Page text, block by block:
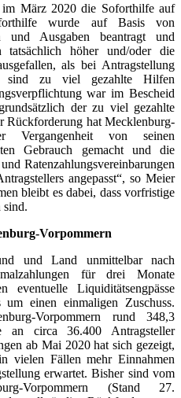
März 2020 die Soforthilfe auf
wurde auf Basis von
und Ausgaben beantragt und
höher und/oder die
als bei Antragstellung
sind zu viel gezahlte Hilfen
war im Bescheid
der zu viel gezahlte
Rückforderung hat Mecklenburg-
Vergangenheit von seinen
Gebrauch gemacht und die
Ratenzahlungsvereinbarungen
angepasst“, so Meier
bleibt es dabei, dass vorfristige
sind.
Vorpommern
und Land unmittelbar nach
für drei Monate
eventuelle Liquiditätsengpässe
einen einmaligen Zuschuss.
Vorpommern rund 348,3
circa 36.400 Antragsteller
ab Mai 2020 hat sich gezeigt,
vielen Fällen mehr Einnahmen
erwartet. Bisher sind vom
Vorpommern (Stand 27.